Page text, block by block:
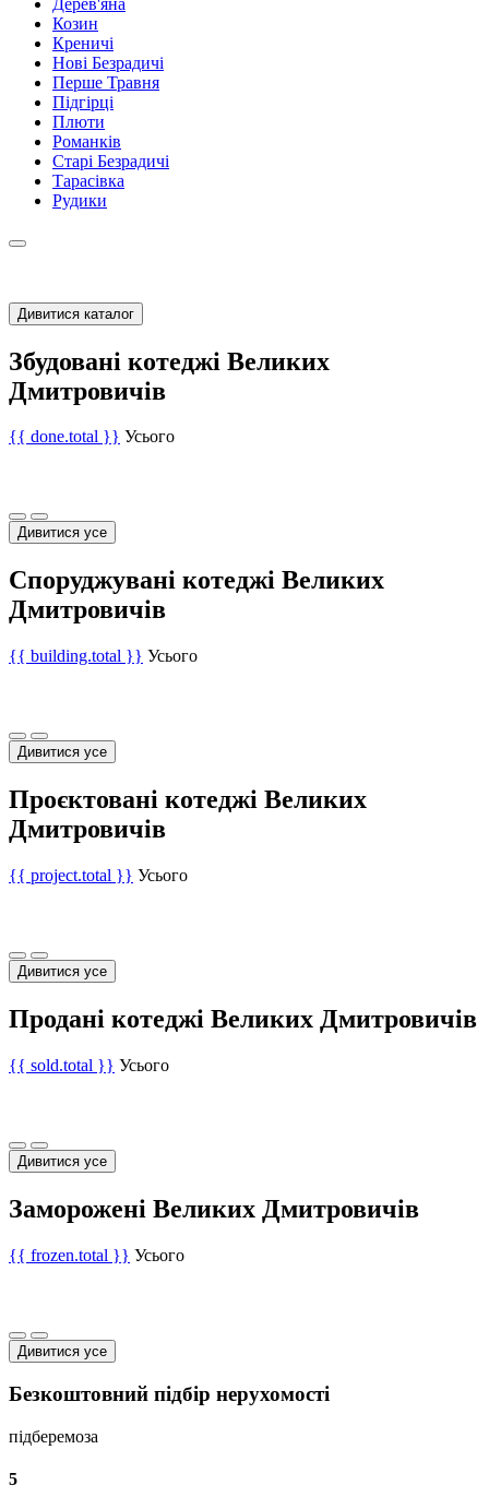
Козин
Креничі
Нові Безрадичі
Перше Травня
Підгірці
Плюти
Романків
Старі Безрадичі
Тарасівка
Рудики
Дивитися каталог
Збудовані котеджі Великих
Дмитровичів
{{ done.total }} Усього
Дивитися усе
Споруджувані котеджі Великих
Дмитровичів
{{ building.total }} Усього
Дивитися усе
Проєктовані котеджі Великих
Дмитровичів
{{ project.total }} Усього
Дивитися усе
Продані котеджі Великих Дмитровичів
{{ sold.total }} Усього
Дивитися усе
Заморожені Великих Дмитровичів
{{ frozen.total }} Усього
Дивитися усе
Безкоштовний підбір нерухомості
підберемоза
5